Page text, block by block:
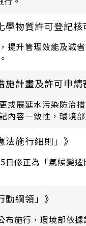
物質許可登記核
提升管理效能及減
計畫及許可申請
或展延水污染防治
內容一致性，環境
施行細則」》
修正為「氣候變
綱領」》
布施行，環境部依